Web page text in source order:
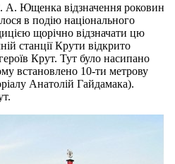
А. Ющенка відзначення роковин
в подію національного
щорічно відзначати цю
станції Крути відкрито
Крут. Тут було насипано
встановлено 10-ти метрову
Анатолій Гайдамака).